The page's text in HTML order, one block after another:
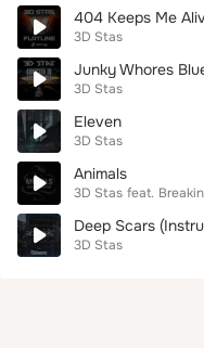
404 Keeps Me
3D Stas
Junky Whores
3D Stas
Eleven
3D Stas
Animals
3D Stas feat.
Deep Scars
3D Stas